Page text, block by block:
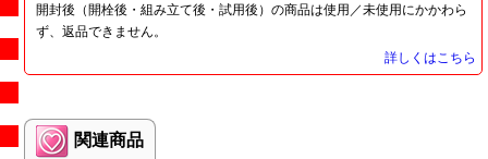
開封後（開栓後・組み立て後・試用後）の商品は使用／未使用にかかわら
ず、返品できません。
詳しくはこちら
関連商品